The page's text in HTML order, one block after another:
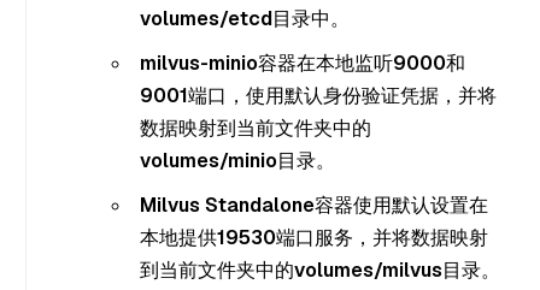
volumes/etcd目录中。
milvus-minio容器在本地监听9000和
9001端口，使用默认身份验证凭据，并将
数据映射到当前文件夹中的
volumes/minio目录。
Milvus Standalone容器使用默认设置在
本地提供19530端口服务，并将数据映射
到当前文件夹中的volumes/milvus目录。